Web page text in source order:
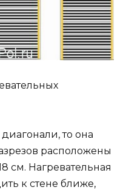
то она
расположены
см. Нагревательная
к стене ближе,